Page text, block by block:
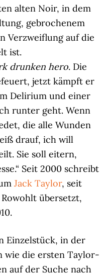
alten Noir, in dem
gebrochenem
Verzweiflung auf die
ist.
drunken hero. Die
jetzt kämpft er
Delirium und einer
runter geht. Wenn
die alle Wunden
drauf, ich will
Sie soll eitern,
Seit 2000 schreibt
Jack Taylor, seit
übersetzt,
Einzelstück, in der
wie die ersten Taylor-
auf der Suche nach